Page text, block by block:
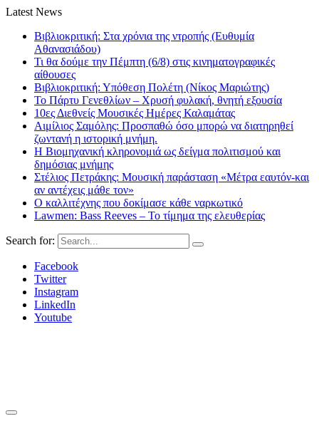
Latest News
Βιβλιοκριτική: Στα χρόνια της ντροπής (Ευθυμία
Αθανασιάδου)
Τι θα δούμε την Πέμπτη (6/8) στις κινηματογραφικές
αίθουσες
Βιβλιοκριτική: Υπόθεση Πολέτη (Νίκος Μαριώτης)
Το Πάρτυ Γενεθλίων – Χρυσή φυλακή, θνητή εξουσία
10ες Διεθνείς Μουσικές Ημέρες Καλαμάτας
Αιμίλιος Σαμόλης: Προσπαθώ όσο μπορώ να διατηρηθεί
ζωντανή η ιστορική μνήμη.
Η Βιομηχανική κληρονομιά ως δείγμα πολιτισμού και
δημόσιας μνήμης
Στέλιος Πετράκης: Μουσική παράσταση «Μέτρα εαυτόν-και
αν αντέχεις μάθε τον»
Ο καλλιτέχνης που δοκίμασε κάθε ναρκωτικό
Lawmen: Bass Reeves – Το τίμημα της ελευθερίας
Search for:
Facebook
Twitter
Instagram
LinkedIn
Youtube